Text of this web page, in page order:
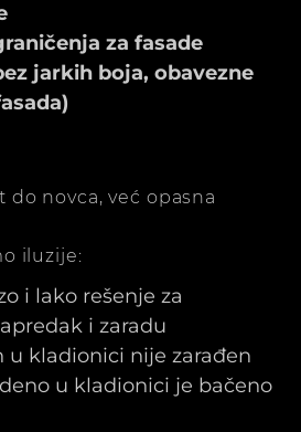
za fasade
jarkih boja, obavezne
do novca, već opasna
iluzije:
i lako rešenje za
i zaradu
u kladionici nije zarađen
u kladionici je bačeno